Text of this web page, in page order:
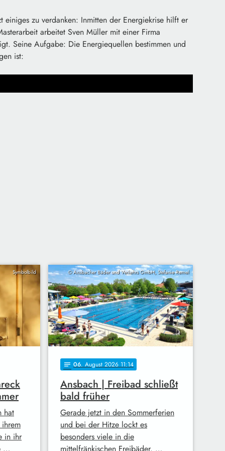
einiges zu verdanken: Inmitten der Energiekrise hilft er
arbeitet Sven Müller mit einer Firma
Seine Aufgabe: Die Energiequellen bestimmen und
ist:
Symbolbild
hat
in ihr
© Ansbacher Bäder und Verkehrs GmbH, Stefanie Remel
notes 06. August 2026 11:14
Ansbach | Freibad schließt
bald früher
Gerade jetzt in den Sommerferien
und bei der Hitze lockt es
besonders viele in die